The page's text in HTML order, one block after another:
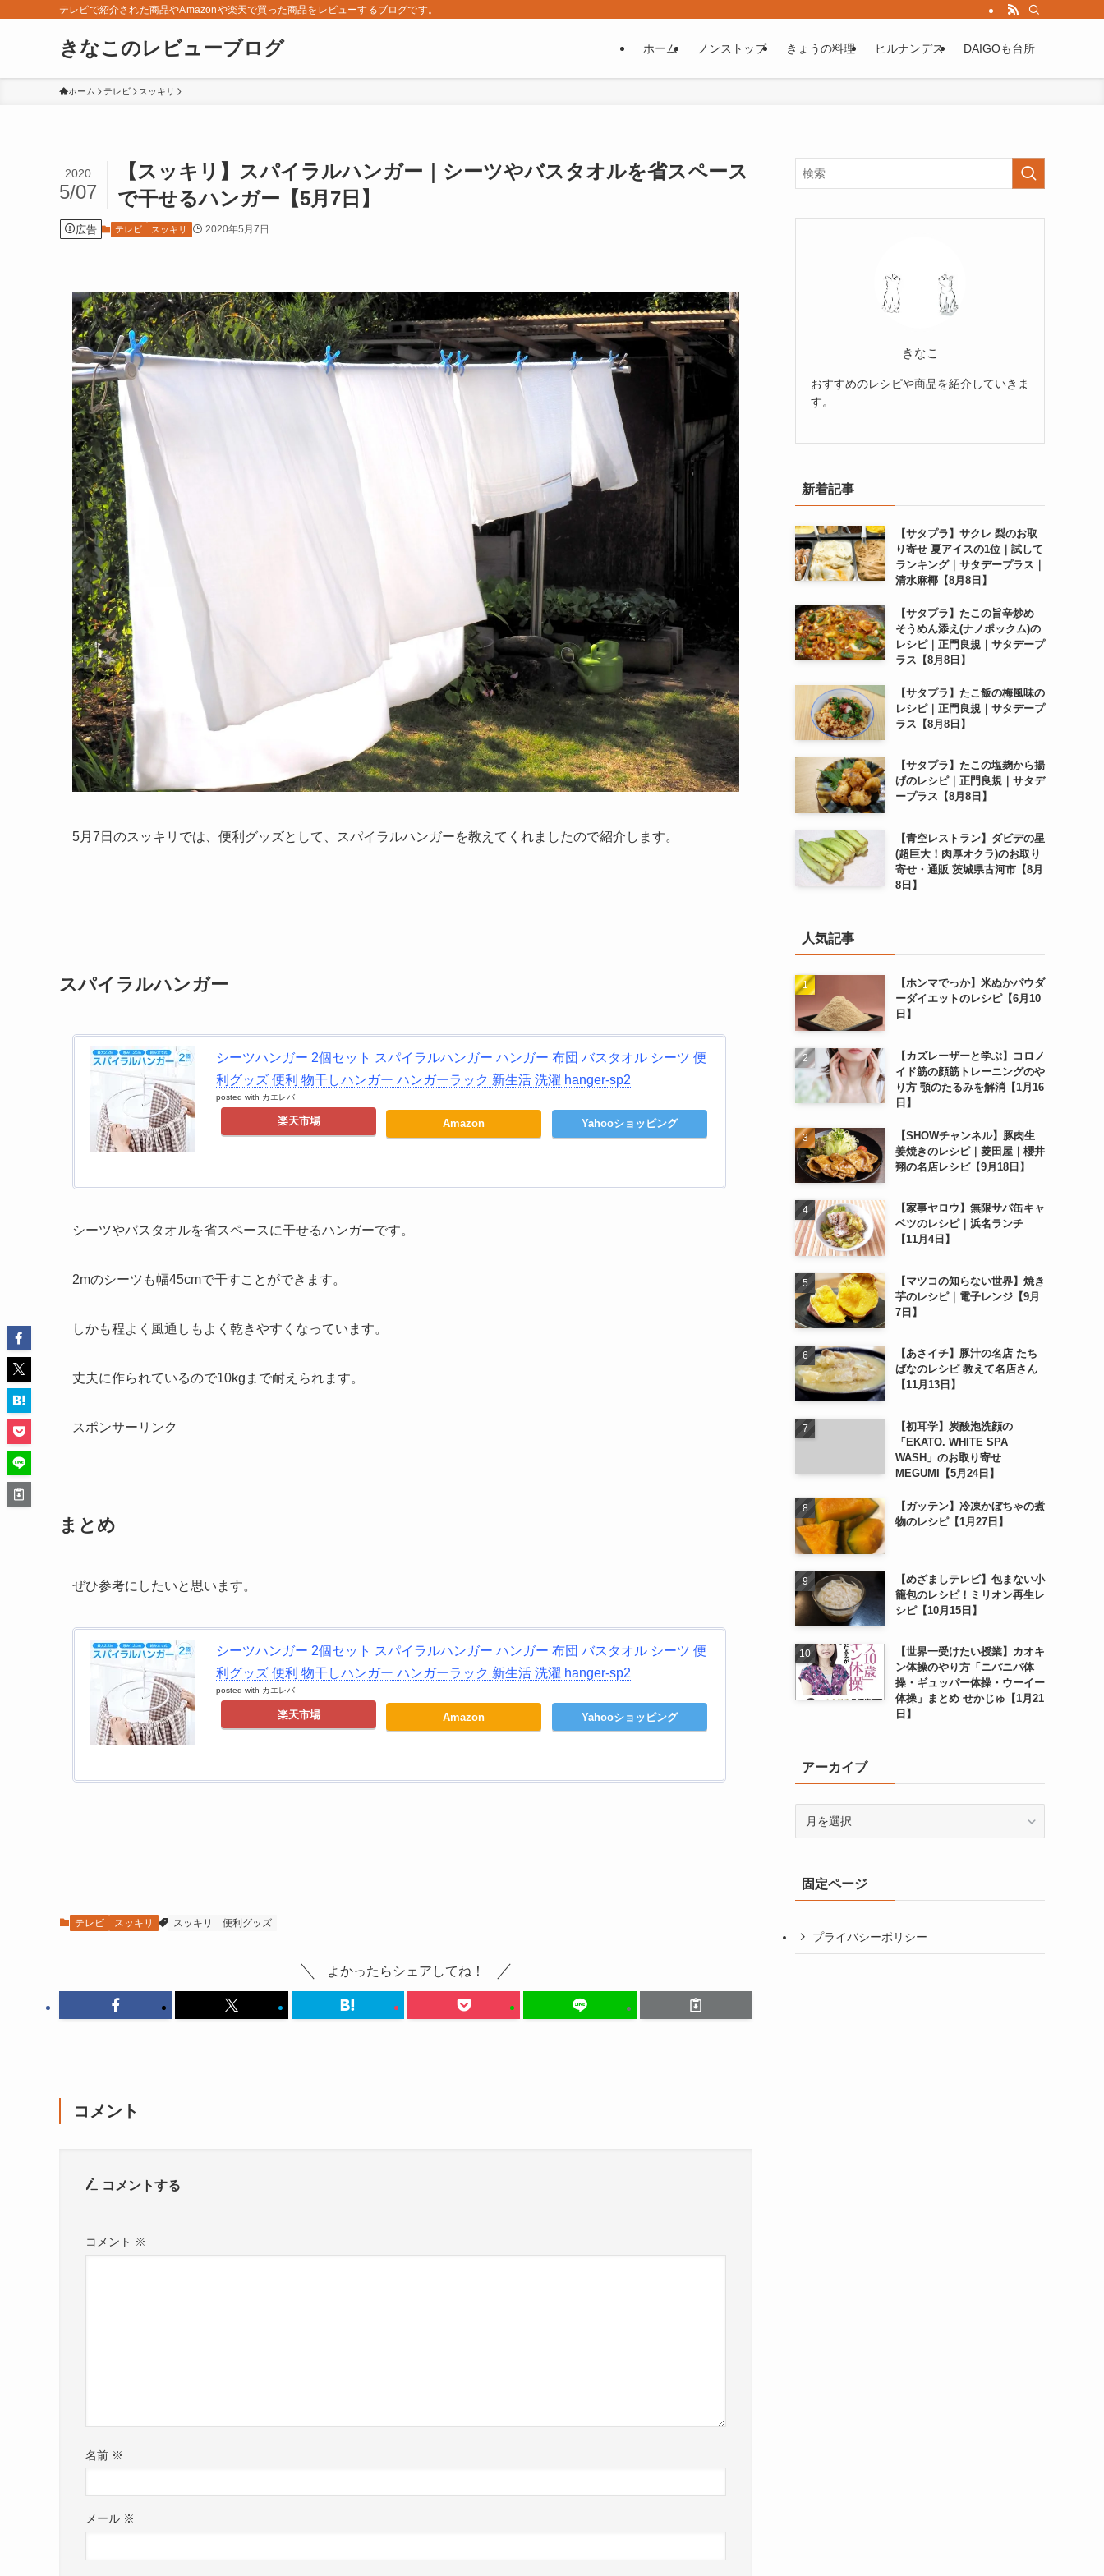
テレビで紹介された商品やAmazonや楽天で買った商品をレビューするブログです。
きなこのレビューブログ ホーム ノンストップ きょうの料理 ヒルナンデス DAIGOも台所
ホーム テレビ スッキリ
【スッキリ】スパイラルハンガー｜シーツやバスタオルを省スペース
で干せるハンガー【5月7日】
2020
5/07
広告 テレビ スッキリ 2020年5月7日
5月7日のスッキリでは、便利グッズとして、スパイラルハンガーを教えてくれましたので紹介します。
スパイラルハンガー
シーツハンガー 2個セット スパイラルハンガー ハンガー 布団 バスタオル シーツ 便
利グッズ 便利 物干しハンガー ハンガーラック 新生活 洗濯 hanger-sp2
posted with カエレバ
楽天市場 Amazon Yahooショッピング
シーツやバスタオルを省スペースに干せるハンガーです。
2mのシーツも幅45cmで干すことができます。
しかも程よく風通しもよく乾きやすくなっています。
丈夫に作られているので10kgまで耐えられます。
スポンサーリンク
まとめ
ぜひ参考にしたいと思います。
シーツハンガー 2個セット スパイラルハンガー ハンガー 布団 バスタオル シーツ 便
利グッズ 便利 物干しハンガー ハンガーラック 新生活 洗濯 hanger-sp2
posted with カエレバ
楽天市場 Amazon Yahooショッピング
テレビ スッキリ スッキリ 便利グッズ
よかったらシェアしてね！
コメント
コメントする
コメント ※
名前 ※
メール ※
きなこ
おすすめのレシピや商品を紹介していきま
す。
新着記事
【サタプラ】サクレ 梨のお取
り寄せ 夏アイスの1位｜試して
ランキング｜サタデープラス｜
清水麻椰【8月8日】
【サタプラ】たこの旨辛炒め
そうめん添え(ナノポックム)の
レシピ｜正門良規｜サタデープ
ラス【8月8日】
【サタプラ】たこ飯の梅風味の
レシピ｜正門良規｜サタデープ
ラス【8月8日】
【サタプラ】たこの塩麹から揚
げのレシピ｜正門良規｜サタデ
ープラス【8月8日】
【青空レストラン】ダビデの星
(超巨大！肉厚オクラ)のお取り
寄せ・通販 茨城県古河市【8月
8日】
人気記事
【ホンマでっか】米ぬかパウダ
ーダイエットのレシピ【6月10
日】
【カズレーザーと学ぶ】コロノ
イド筋の顔筋トレーニングのや
り方 顎のたるみを解消【1月16
日】
【SHOWチャンネル】豚肉生
姜焼きのレシピ｜菱田屋｜櫻井
翔の名店レシピ【9月18日】
【家事ヤロウ】無限サバ缶キャ
ベツのレシピ｜浜名ランチ
【11月4日】
【マツコの知らない世界】焼き
芋のレシピ｜電子レンジ【9月
7日】
【あさイチ】豚汁の名店 たち
ばなのレシピ 教えて名店さん
【11月13日】
【初耳学】炭酸泡洗顔の
「EKATO. WHITE SPA
WASH」のお取り寄せ
MEGUMI【5月24日】
【ガッテン】冷凍かぼちゃの煮
物のレシピ【1月27日】
【めざましテレビ】包まない小
籠包のレシピ！ミリオン再生レ
シピ【10月15日】
【世界一受けたい授業】カオキ
ン体操のやり方「ニパニパ体
操・ギュッパー体操・ウーイー
体操」まとめ せかじゅ【1月21
日】
アーカイブ
ブ固定ページ
プライバシーポリシー